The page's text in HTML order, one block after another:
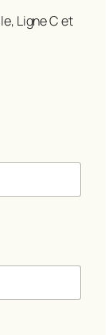
Ligne C et